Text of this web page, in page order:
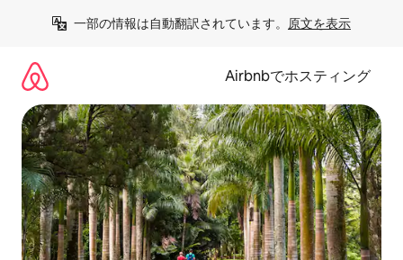
一部の情報は自動翻訳されています。 原文を表示
Airbnbでホスティング